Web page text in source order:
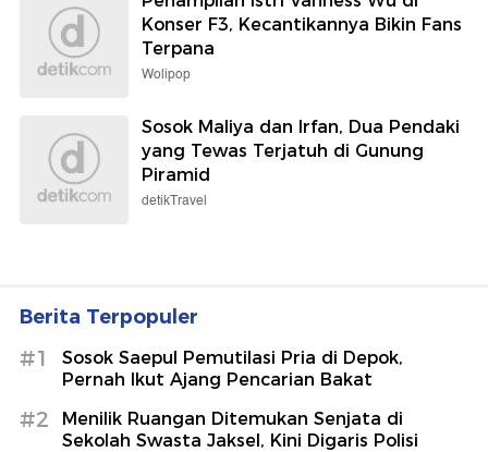
Konser F3, Kecantikannya Bikin Fans
Terpana
Wolipop
Sosok Maliya dan Irfan, Dua Pendaki
yang Tewas Terjatuh di Gunung
Piramid
detikTravel
Berita Terpopuler
#1
Sosok Saepul Pemutilasi Pria di Depok,
Pernah Ikut Ajang Pencarian Bakat
#2
Menilik Ruangan Ditemukan Senjata di
Sekolah Swasta Jaksel, Kini Digaris Polisi